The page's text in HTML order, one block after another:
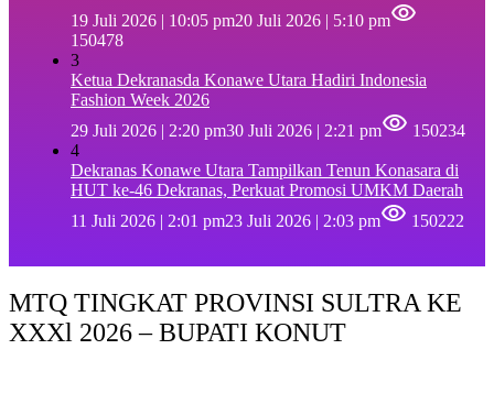
19 Juli 2026 | 10:05 pm20 Juli 2026 | 5:10 pm
150478
3
Ketua Dekranasda Konawe Utara Hadiri Indonesia
Fashion Week 2026
29 Juli 2026 | 2:20 pm30 Juli 2026 | 2:21 pm
150234
4
Dekranas Konawe Utara Tampilkan Tenun Konasara di
HUT ke-46 Dekranas, Perkuat Promosi UMKM Daerah
11 Juli 2026 | 2:01 pm23 Juli 2026 | 2:03 pm 150222
MTQ TINGKAT PROVINSI SULTRA KE
XXXl 2026 – BUPATI KONUT